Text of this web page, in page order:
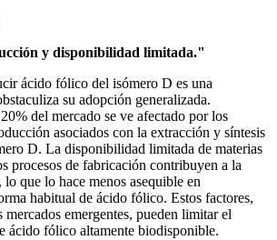
y disponibilidad limitada."
ácido fólico del isómero D es una
su adopción generalizada.
del mercado se ve afectado por los
asociados con la extracción y síntesis
D. La disponibilidad limitada de materias
procesos de fabricación contribuyen a la
que lo hace menos asequible en
habitual de ácido fólico. Estos factores,
emergentes, pueden limitar el
ácido fólico altamente biodisponible.